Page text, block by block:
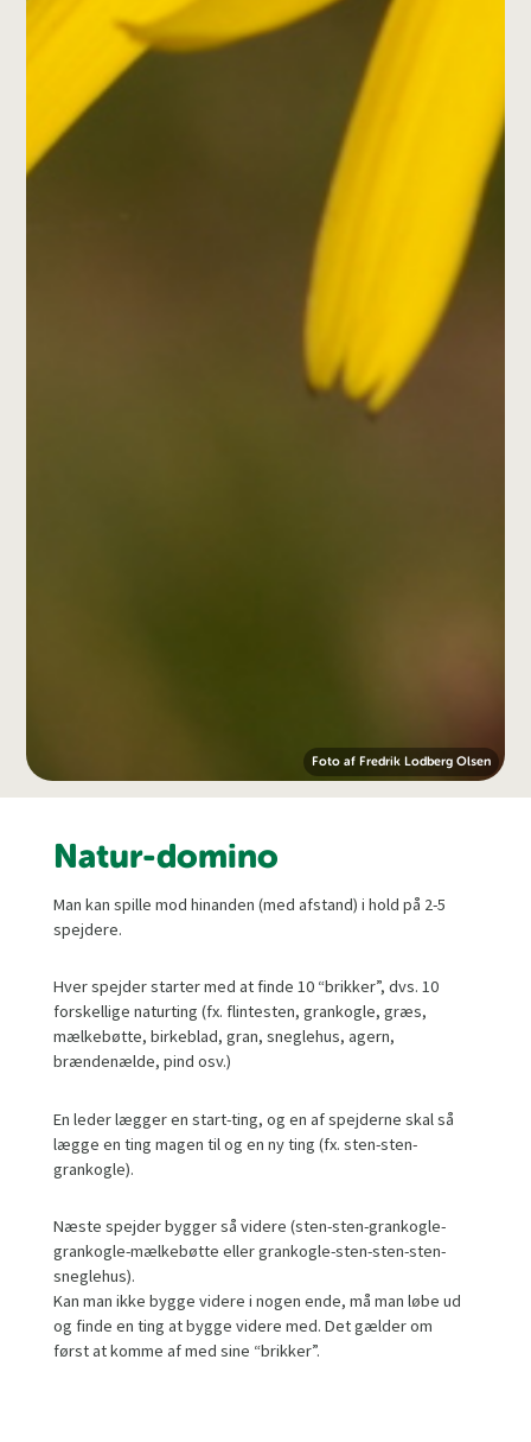
Foto af Fredrik Lodberg Olsen
Natur-domino
Man kan spille mod hinanden (med afstand) i hold på 2-5
spejdere.
Hver spejder starter med at finde 10 “brikker”, dvs. 10
forskellige naturting (fx. flintesten, grankogle, græs,
mælkebøtte, birkeblad, gran, sneglehus, agern,
brændenælde, pind osv.)
En leder lægger en start-ting, og en af spejderne skal så
lægge en ting magen til og en ny ting (fx. sten-sten-
grankogle).
Næste spejder bygger så videre (sten-sten-grankogle-
grankogle-mælkebøtte eller grankogle-sten-sten-sten-
sneglehus).
Kan man ikke bygge videre i nogen ende, må man løbe ud
og finde en ting at bygge videre med. Det gælder om
først at komme af med sine “brikker”.